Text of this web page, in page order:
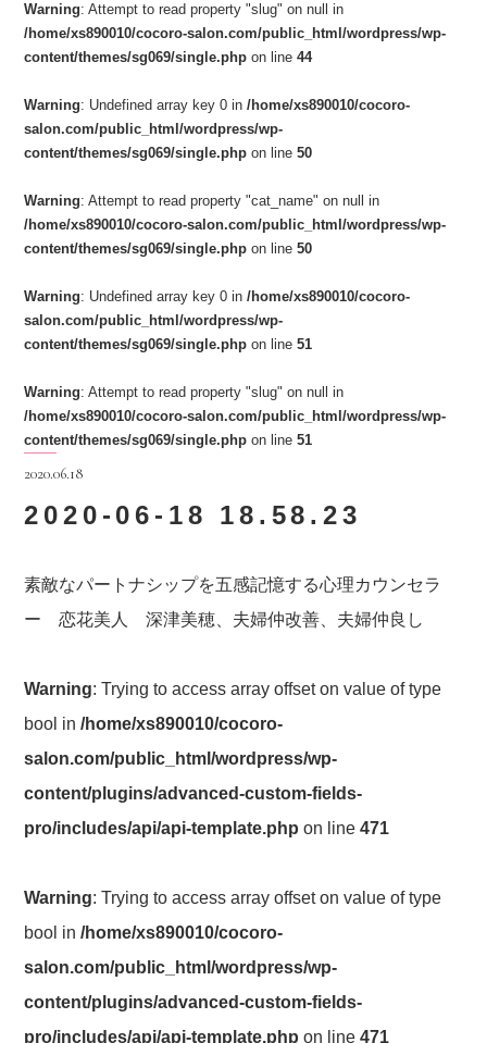
Warning: Attempt to read property "slug" on null in
/home/xs890010/cocoro-salon.com/public_html/wordpress/wp-
content/themes/sg069/single.php on line44
Warning: Undefined array key 0 in/home/xs890010/cocoro-
salon.com/public_html/wordpress/wp-
content/themes/sg069/single.php on line50
Warning: Attempt to read property "cat_name" on null in
/home/xs890010/cocoro-salon.com/public_html/wordpress/wp-
content/themes/sg069/single.php on line50
Warning: Undefined array key 0 in/home/xs890010/cocoro-
salon.com/public_html/wordpress/wp-
content/themes/sg069/single.php on line51
Warning: Attempt to read property "slug" on null in
/home/xs890010/cocoro-salon.com/public_html/wordpress/wp-
content/themes/sg069/single.php on line51
2020.06.18
2020-06-18 18.58.23
素敵なパートナシップを五感記憶する心理カウンセラ
ー 恋花美人 深津美穂、夫婦仲改善、夫婦仲良し
Warning: Trying to access array offset on value of type
bool in/home/xs890010/cocoro-
salon.com/public_html/wordpress/wp-
content/plugins/advanced-custom-fields-
pro/includes/api/api-template.php on line471
Warning: Trying to access array offset on value of type
bool in/home/xs890010/cocoro-
salon.com/public_html/wordpress/wp-
content/plugins/advanced-custom-fields-
pro/includes/api/api-template.php on line471